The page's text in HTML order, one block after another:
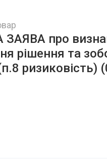
про
рішення та
ризиковість)